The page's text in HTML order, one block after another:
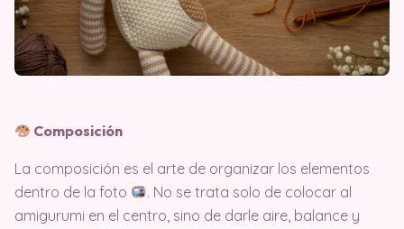
Composición
La composición es el arte de organizar los elementos
dentro de la foto
. No se trata solo de colocar al
amigurumi en el centro, sino de darle aire, balance y